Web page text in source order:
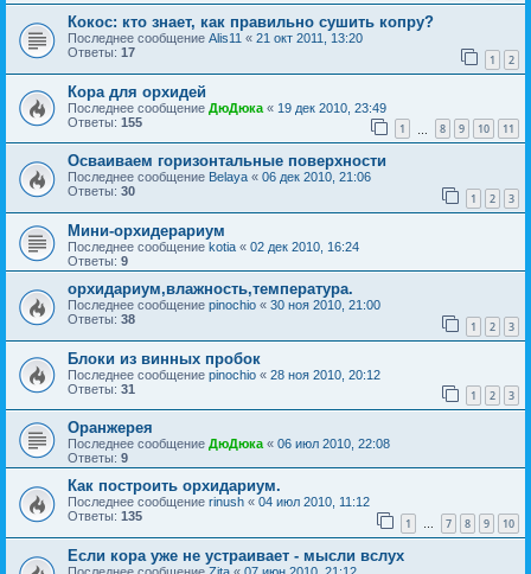
Кокос: кто знает, как правильно сушить копру?
Последнее сообщение Alis11 « 21 окт 2011, 13:20
Ответы: 17 1 2
Кора для орхидей
Последнее сообщение ДюДюка « 19 дек 2010, 23:49
Ответы: 155 1 8 9 10 11
Осваиваем горизонтальные поверхности
Последнее сообщение Belaya « 06 дек 2010, 21:06
Ответы: 30 1 2 3
Мини-орхидерариум
Последнее сообщение kotia « 02 дек 2010, 16:24
Ответы: 9
орхидариум,влажность,температура.
Последнее сообщение pinochio « 30 ноя 2010, 21:00
Ответы: 38 1 2 3
Блоки из винных пробок
Последнее сообщение pinochio « 28 ноя 2010, 20:12
Ответы: 31 1 2 3
Оранжерея
Последнее сообщение ДюДюка « 06 июл 2010, 22:08
Ответы: 9
Как построить орхидариум.
Последнее сообщение rinush « 04 июл 2010, 11:12
Ответы: 135 1 … 7 8 9 10
Если кора уже не устраивает - мысли вслух